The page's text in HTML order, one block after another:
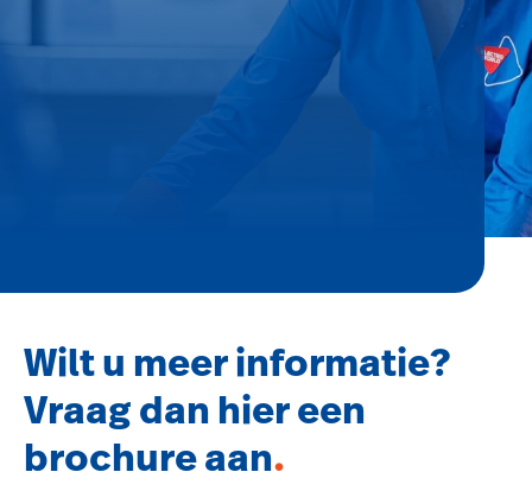
Wilt u meer informatie?
Vraag dan hier een
brochure aan.